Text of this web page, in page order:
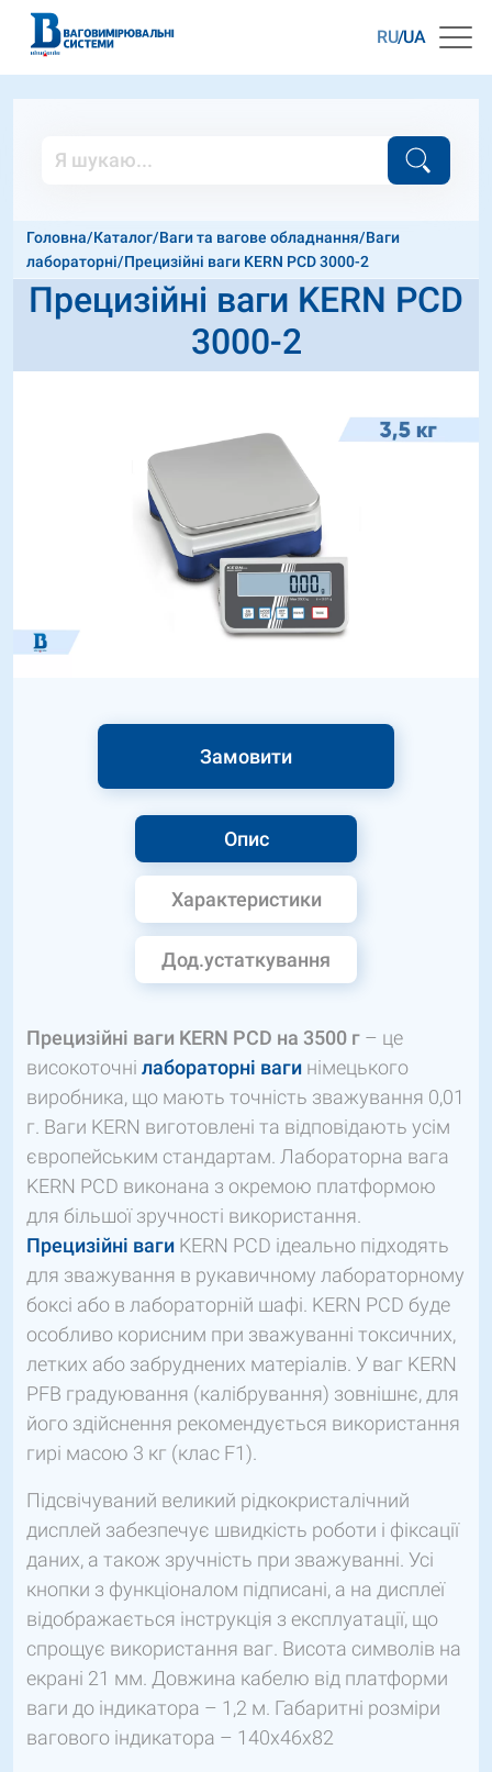
RU UA
Головна/Каталог/Ваги та вагове обладнання/Ваги
лабораторні/Прецизійні ваги KERN PCD 3000-2
Прецизійні ваги KERN PCD
3000-2
Опис
Характеристики
Дод.устаткування
Замовити
Прецизійні ваги KERN PCD на 3500 г – це
високоточні лабораторні ваги німецького
виробника, що мають точність зважування 0,01
г. Ваги KERN виготовлені та відповідають усім
європейським стандартам. Лабораторна вага
KERN PCD виконана з окремою платформою
для більшої зручності використання.
Прецизійні ваги KERN PCD ідеально підходять
для зважування в рукавичному лабораторному
боксі або в лабораторній шафі. KERN PCD буде
особливо корисним при зважуванні токсичних,
летких або забруднених матеріалів. У ваг KERN
PFB градуювання (калібрування) зовнішнє, для
його здійснення рекомендується використання
гирі масою 3 кг (клас F1).
Підсвічуваний великий рідкокристалічний
дисплей забезпечує швидкість роботи і фіксації
даних, а також зручність при зважуванні. Усі
кнопки з функціоналом підписані, а на дисплеї
відображається інструкція з експлуатації, що
спрощує використання ваг. Висота символів на
екрані 21 мм. Довжина кабелю від платформи
ваги до індикатора – 1,2 м. Габаритні розміри
вагового індикатора – 140х46х82